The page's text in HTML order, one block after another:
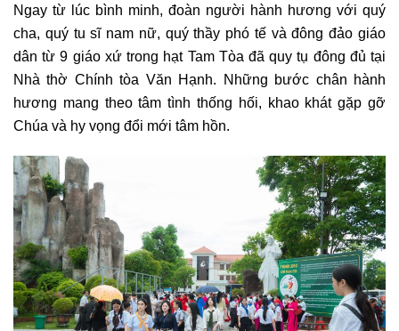
Ngay từ lúc bình minh, đoàn người hành hương với quý
cha, quý tu sĩ nam nữ, quý thầy phó tế và đông đảo giáo
dân từ 9 giáo xứ trong hạt Tam Tòa đã quy tụ đông đủ tại
Nhà thờ Chính tòa Văn Hạnh. Những bước chân hành
hương mang theo tâm tình thống hối, khao khát gặp gỡ
Chúa và hy vọng đổi mới tâm hồn.